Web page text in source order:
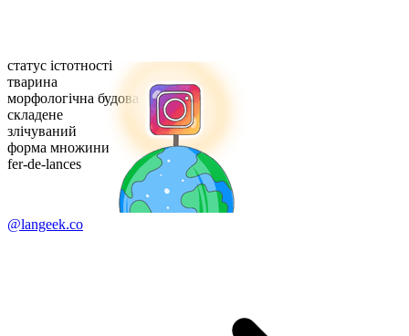
статус істотності
тварина
морфологічна будова
складене
злічуваний
форма множини
fer-de-lances
@langeek.co